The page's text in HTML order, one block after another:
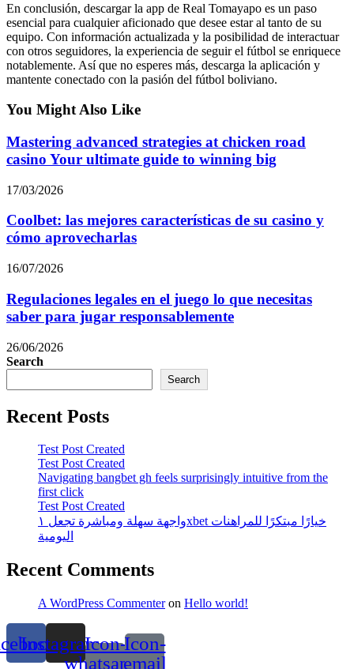
En conclusión, descargar la app de Real Tomayapo es un paso
esencial para cualquier aficionado que desee estar al tanto de su
equipo. Con información actualizada y la posibilidad de interactuar
con otros seguidores, la experiencia de seguir el fútbol se enriquece
notablemente. Así que no esperes más, descarga la aplicación y
mantente conectado con la pasión del fútbol boliviano.
You Might Also Like
Mastering advanced strategies at chicken road
casino Your ultimate guide to winning big
17/03/2026
Coolbet: las mejores características de su casino y
cómo aprovecharlas
16/07/2026
Regulaciones legales en el juego lo que necesitas
saber para jugar responsablemente
26/06/2026
Search
Search
Recent Posts
Test Post Created
Test Post Created
Navigating bangbet gh feels surprisingly intuitive from the
first click
Test Post Created
واجهة سهلة ومباشرة تجعل ١xbet خيارًا مبتكرًا للمراهنات
اليومية
Recent Comments
A WordPress Commenteron Hello world!
InstagramIcon-
whatsapp-
Icon-
email